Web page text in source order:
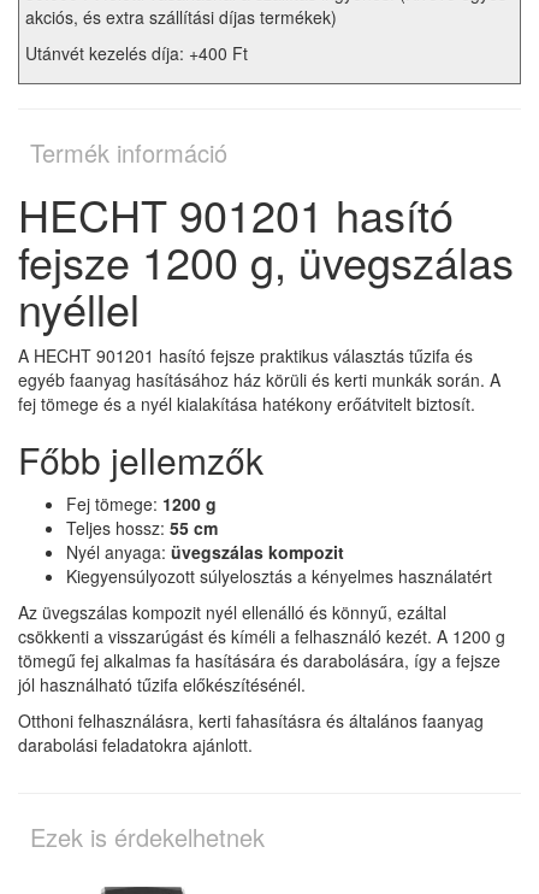
akciós, és extra szállítási díjas termékek)
Utánvét kezelés díja: +400 Ft
Termék információ
HECHT 901201 hasító
fejsze 1200 g, üvegszálas
nyéllel
A HECHT 901201 hasító fejsze praktikus választás tűzifa és
egyéb faanyag hasításához ház körüli és kerti munkák során. A
fej tömege és a nyél kialakítása hatékony erőátvitelt biztosít.
Főbb jellemzők
Fej tömege: 1200 g
Teljes hossz: 55 cm
Nyél anyaga: üvegszálas kompozit
Kiegyensúlyozott súlyelosztás a kényelmes használatért
Az üvegszálas kompozit nyél ellenálló és könnyű, ezáltal
csökkenti a visszarúgást és kíméli a felhasználó kezét. A 1200 g
tömegű fej alkalmas fa hasítására és darabolására, így a fejsze
jól használható tűzifa előkészítésénél.
Otthoni felhasználásra, kerti fahasításra és általános faanyag
darabolási feladatokra ajánlott.
Ezek is érdekelhetnek